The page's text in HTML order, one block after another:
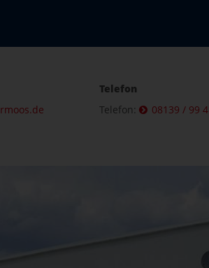
Telefon
Telefon:
08139 / 99